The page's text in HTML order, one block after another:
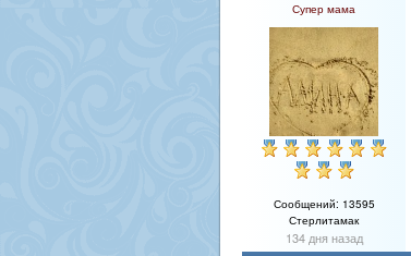
Супер мама
Сообщений: 13595
Стерлитамак
134 дня назад